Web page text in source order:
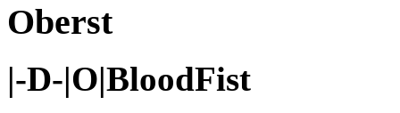
Oberst
|-D-|O|BloodFist